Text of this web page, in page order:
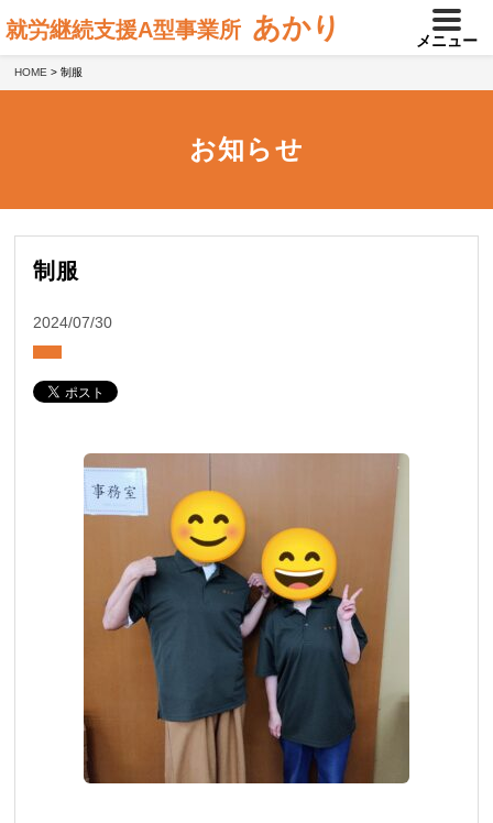
就労継続支援A型事業所 あかり メニュー
HOME > 制服
お知らせ
制服
2024/07/30